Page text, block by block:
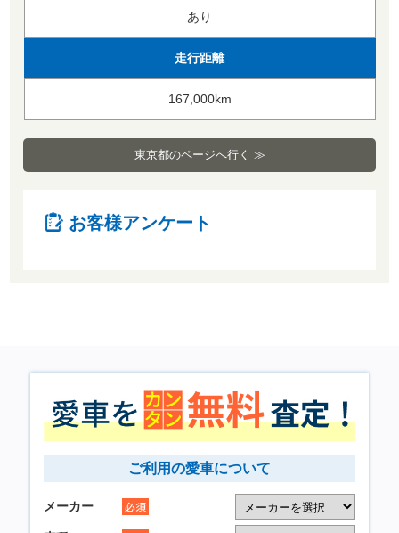
あり
走行距離
167,000km
東京都のページへ行く ≫
お客様アンケート